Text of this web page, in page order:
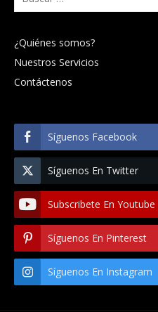
¿Quiénes somos?
Nuestros Servicios
Contáctenos
Síguenos Facebook
Síguenos En Twitter
Subscribete En Youtube
Síguenos En Pinterest
Síguenos En Instagram